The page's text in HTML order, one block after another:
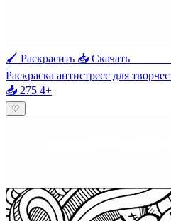
🖌 Раскрасить 📥 Скачать
Раскраска антистресс для
📥 275 4+
♡